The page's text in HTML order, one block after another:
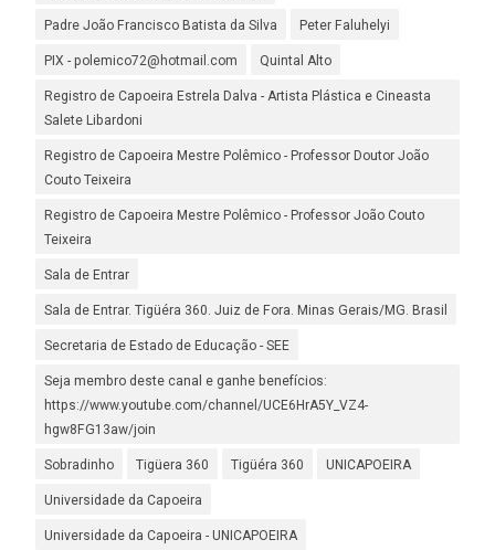
Padre João Francisco Batista da Silva Peter Faluhelyi
PIX - polemico72@hotmail.com Quintal Alto
Registro de Capoeira Estrela Dalva - Artista Plástica e Cineasta
Salete Libardoni
Registro de Capoeira Mestre Polêmico - Professor Doutor João
Couto Teixeira
Registro de Capoeira Mestre Polêmico - Professor João Couto
Teixeira
Sala de Entrar
Sala de Entrar. Tigüéra 360. Juiz de Fora. Minas Gerais/MG. Brasil
Secretaria de Estado de Educação - SEE
Seja membro deste canal e ganhe benefícios:
https://www.youtube.com/channel/UCE6HrA5Y_VZ4-
hgw8FG13aw/join
Sobradinho Tigüera 360 Tigüéra 360 UNICAPOEIRA
Universidade da Capoeira
Universidade da Capoeira - UNICAPOEIRA